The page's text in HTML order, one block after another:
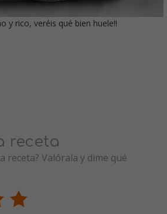
y rico, veréis qué bien huele!!
receta
receta? Valórala y dime qué